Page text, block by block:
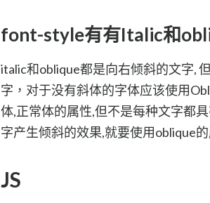
font-style有有Italic和
italic和oblique都是向右倾斜的文字,
字，对于没有斜体的字体应该使用
体,正常体的属性,但不是每种文字都
字产生倾斜的效果,就要使用oblique
JS